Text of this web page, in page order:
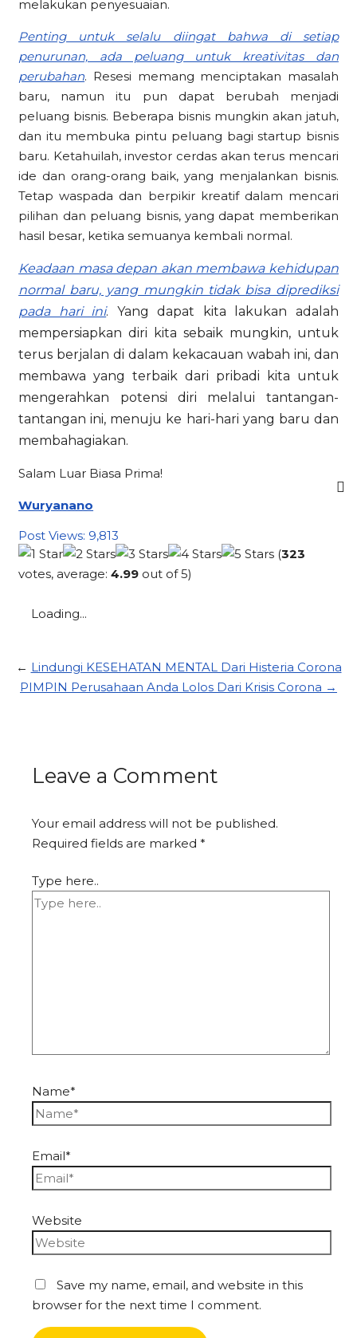
melakukan penyesuaian.
Penting untuk selalu diingat bahwa di setiap
penurunan, ada peluang untuk kreativitas dan
perubahan. Resesi memang menciptakan masalah
baru, namun itu pun dapat berubah menjadi
peluang bisnis. Beberapa bisnis mungkin akan jatuh,
dan itu membuka pintu peluang bagi startup bisnis
baru. Ketahuilah, investor cerdas akan terus mencari
ide dan orang-orang baik, yang menjalankan bisnis.
Tetap waspada dan berpikir kreatif dalam mencari
pilihan dan peluang bisnis, yang dapat memberikan
hasil besar, ketika semuanya kembali normal.
Keadaan masa depan akan membawa kehidupan
normal baru, yang mungkin tidak bisa diprediksi
pada hari ini. Yang dapat kita lakukan adalah
mempersiapkan diri kita sebaik mungkin, untuk
terus berjalan di dalam kekacauan wabah ini, dan
membawa yang terbaik dari pribadi kita untuk
mengerahkan potensi diri melalui tantangan-
tantangan ini, menuju ke hari-hari yang baru dan
membahagiakan.
Salam Luar Biasa Prima!
Wuryanano
Post Views: 9,813
(323
votes, average:4.99 out of 5)
Loading...
← Lindungi KESEHATAN MENTAL Dari Histeria Corona
PIMPIN Perusahaan Anda Lolos Dari Krisis Corona →
Leave a Comment
Your email address will not be published.
Required fields are marked*
Type here..
Name*
Email*
Website
Save my name, email, and website in this
browser for the next time I comment.